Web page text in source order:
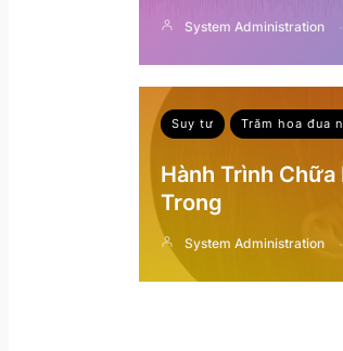
System Administration
Suy tư Trăm hoa đua
Hành Trình
Trong
System Administration